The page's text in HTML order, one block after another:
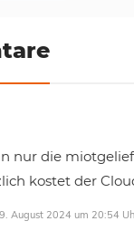
nur die
kostet der
August 2024 um 20:54